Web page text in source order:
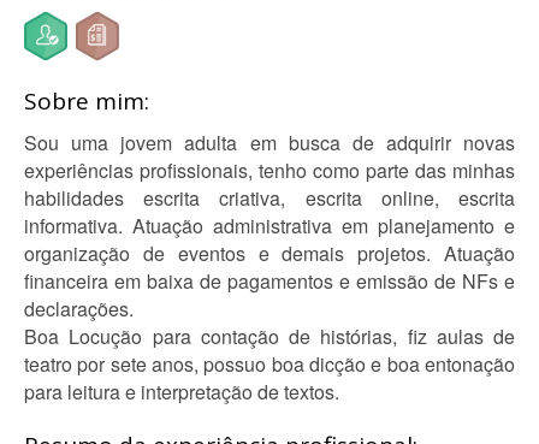
Sobre mim:
Sou uma jovem adulta em busca de adquirir novas
experiências profissionais, tenho como parte das minhas
habilidades escrita criativa, escrita online, escrita
informativa. Atuação administrativa em planejamento e
organização de eventos e demais projetos. Atuação
financeira em baixa de pagamentos e emissão de NFs e
declarações.
Boa Locução para contação de histórias, fiz aulas de
teatro por sete anos, possuo boa dicção e boa entonação
para leitura e interpretação de textos.